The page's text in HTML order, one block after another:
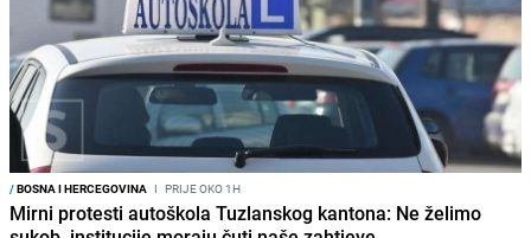
/BOSNA I HERCEGOVINA I PRIJE OKO 1H
Mirni protesti autoškola Tuzlanskog kantona: Ne želimo